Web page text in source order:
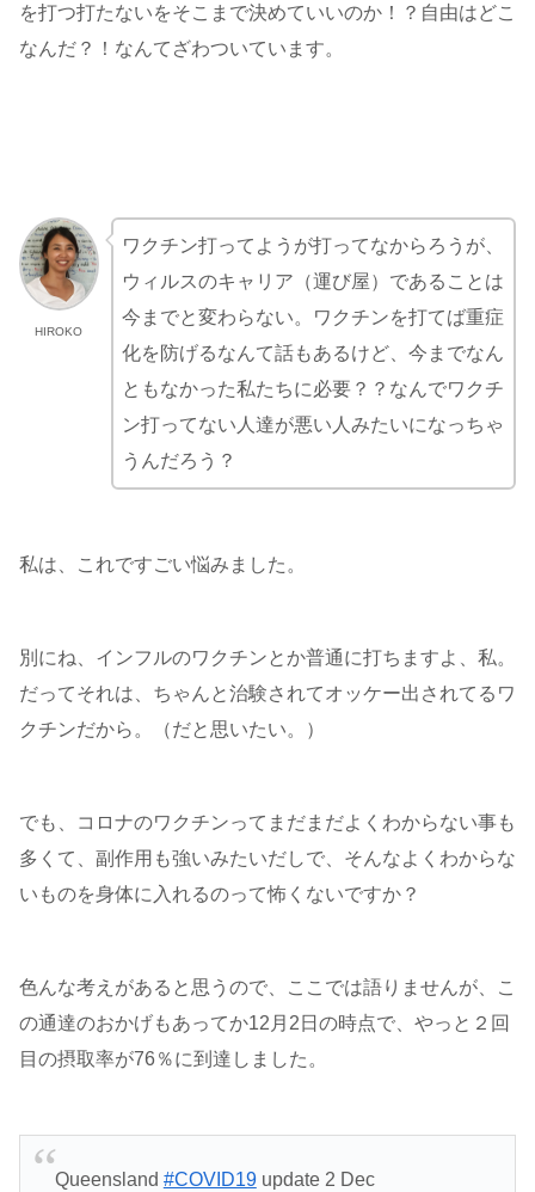
を打つ打たないをそこまで決めていいのか！？自由はどこ
なんだ？！なんてざわついています。
HIROKO
ワクチン打ってようが打ってなからろうが、
ウィルスのキャリア（運び屋）であることは
今までと変わらない。ワクチンを打てば重症
化を防げるなんて話もあるけど、今までなん
ともなかった私たちに必要？？なんでワクチ
ン打ってない人達が悪い人みたいになっちゃ
うんだろう？
私は、これですごい悩みました。
別にね、インフルのワクチンとか普通に打ちますよ、私。
だってそれは、ちゃんと治験されてオッケー出されてるワ
クチンだから。（だと思いたい。）
でも、コロナのワクチンってまだまだよくわからない事も
多くて、副作用も強いみたいだしで、そんなよくわからな
いものを身体に入れるのって怖くないですか？
色んな考えがあると思うので、ここでは語りませんが、こ
の通達のおかげもあってか12月2日の時点で、やっと２回
目の摂取率が76％に到達しました。
Queensland #COVID19update 2 Dec